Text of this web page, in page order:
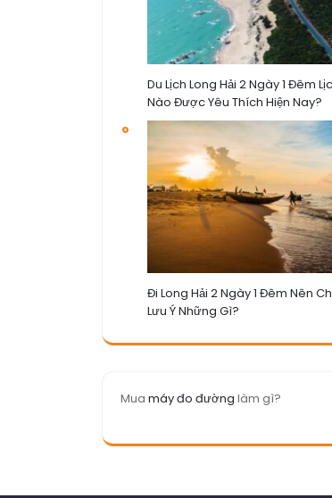
Du Lịch Long Hải 2 Ngày 1 Đêm
Nào Được Yêu Thích Hiện Nay?
Đi Long Hải 2 Ngày 1 Đêm Nên
Lưu Ý Những Gì?
Mua máy đo đường làm gì?